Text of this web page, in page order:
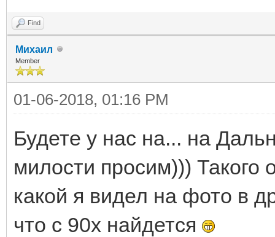
Find
Михаил
Member
01-06-2018, 01:16 PM
Будете у нас на... на
милости просим))) Такого
какой я видел на фото в
что c 90х найдется